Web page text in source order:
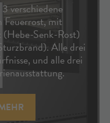
verschiedene
Feuerrost, mit
(Hebe-Senk-Rost)
Alle drei
und alle drei